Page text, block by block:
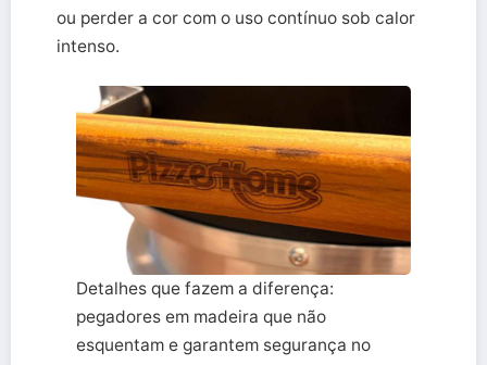
ou perder a cor com o uso contínuo sob calor
intenso.
Detalhes que fazem a diferença:
pegadores em madeira que não
esquentam e garantem segurança no